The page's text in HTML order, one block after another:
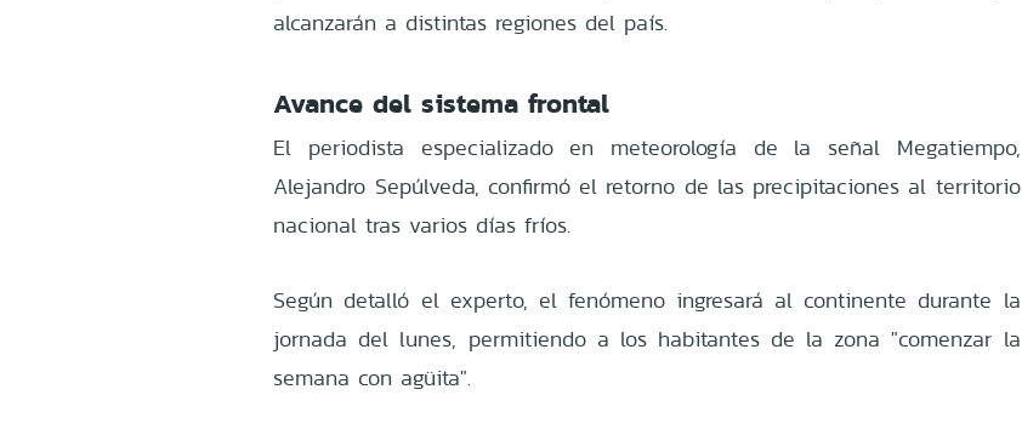
alcanzarán a distintas regiones del país.
Avance del sistema frontal
El periodista especializado en meteorología de la señal Megatiempo,
Alejandro Sepúlveda, confirmó el retorno de las precipitaciones al territorio
nacional tras varios días fríos.
Según detalló el experto, el fenómeno ingresará al continente durante la
jornada del lunes, permitiendo a los habitantes de la zona "comenzar la
semana con agüita".